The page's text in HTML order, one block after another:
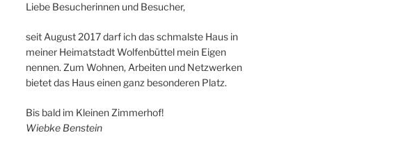
Liebe Besucherinnen und Besucher,
seit August 2017 darf ich das schmalste Haus in
meiner Heimatstadt Wolfenbüttel mein Eigen
nennen. Zum Wohnen, Arbeiten und Netzwerken
bietet das Haus einen ganz besonderen Platz.
Bis bald im Kleinen Zimmerhof!
Wiebke Benstein